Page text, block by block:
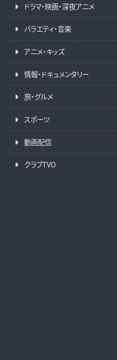
ドラマ・映画・深夜アニメ
バラエティ・音楽
アニメ・キッズ
情報・ドキュメンタリー
旅・グルメ
スポーツ
動画配信
クラブTVO